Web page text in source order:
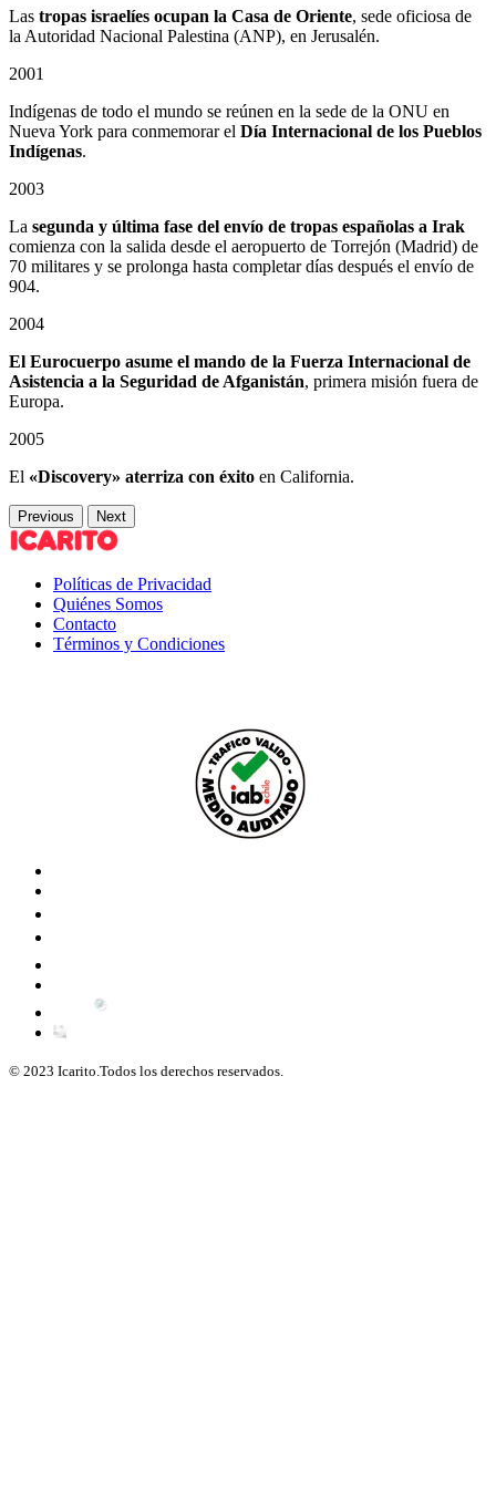
Las tropas israelíes ocupan la Casa de Oriente, sede oficiosa de
la Autoridad Nacional Palestina (ANP), en Jerusalén.
2001
Indígenas de todo el mundo se reúnen en la sede de la ONU en
Nueva York para conmemorar el Día Internacional de los Pueblos
Indígenas.
2003
La segunda y última fase del envío de tropas españolas a Irak
comienza con la salida desde el aeropuerto de Torrejón (Madrid) de
70 militares y se prolonga hasta completar días después el envío de
904.
2004
El Eurocuerpo asume el mando de la Fuerza Internacional de
Asistencia a la Seguridad de Afganistán, primera misión fuera de
Europa.
2005
El «Discovery» aterriza con éxito en California.
Previous Next
Políticas de Privacidad
Quiénes Somos
Contacto
Términos y Condiciones
© 2023 Icarito.Todos los derechos reservados.